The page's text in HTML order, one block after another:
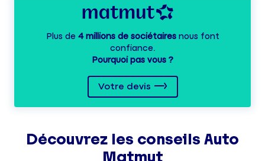
Plus de 4 millions de sociétairesnous font
confiance.
Pourquoi pas vous ?
Votre devis
Découvrez les conseils Auto
Matmut